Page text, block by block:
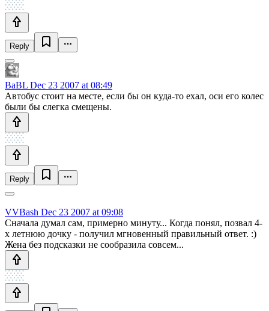
Reply
BaBL Dec 23 2007 at 08:49
Автобус стоит на месте, если бы он куда-то ехал, оси его колес
были бы слегка смещены.
Reply
VVBash Dec 23 2007 at 09:08
Сначала думал сам, примерно минуту... Когда понял, позвал 4-
х летнюю дочку - получил мгновенный правильный ответ. :)
Жена без подсказки не сообразила совсем...